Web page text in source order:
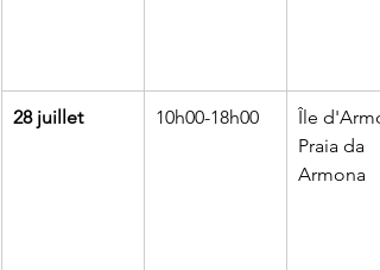
28 juillet 10h00-18h00
Île
Praia da
Armona